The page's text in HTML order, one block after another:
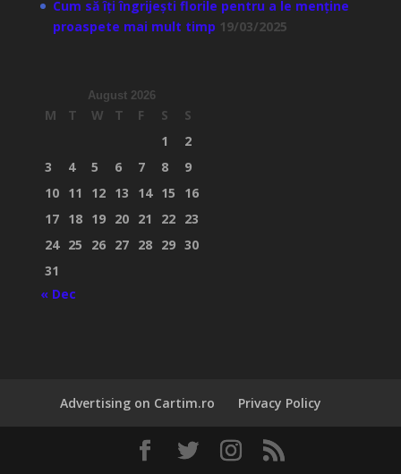
Cum să îți îngrijești florile pentru a le menține
proaspete mai mult timp 19/03/2025
August 2026
M T W T F S
S
1
2
3
4 5 6 7 8
9
10 11 12 13 14 15
16
17 18 19 20 21 22 23
24 25 26 27 28 29 30
31
« Dec
Advertising on Cartim.ro Privacy Policy